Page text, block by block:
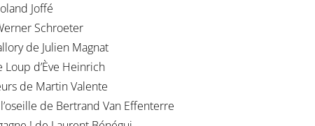
Joffé
Schroeter
de Julien Magnat
d’Ève Heinrich
de Martin Valente
de Bertrand Van Effenterre